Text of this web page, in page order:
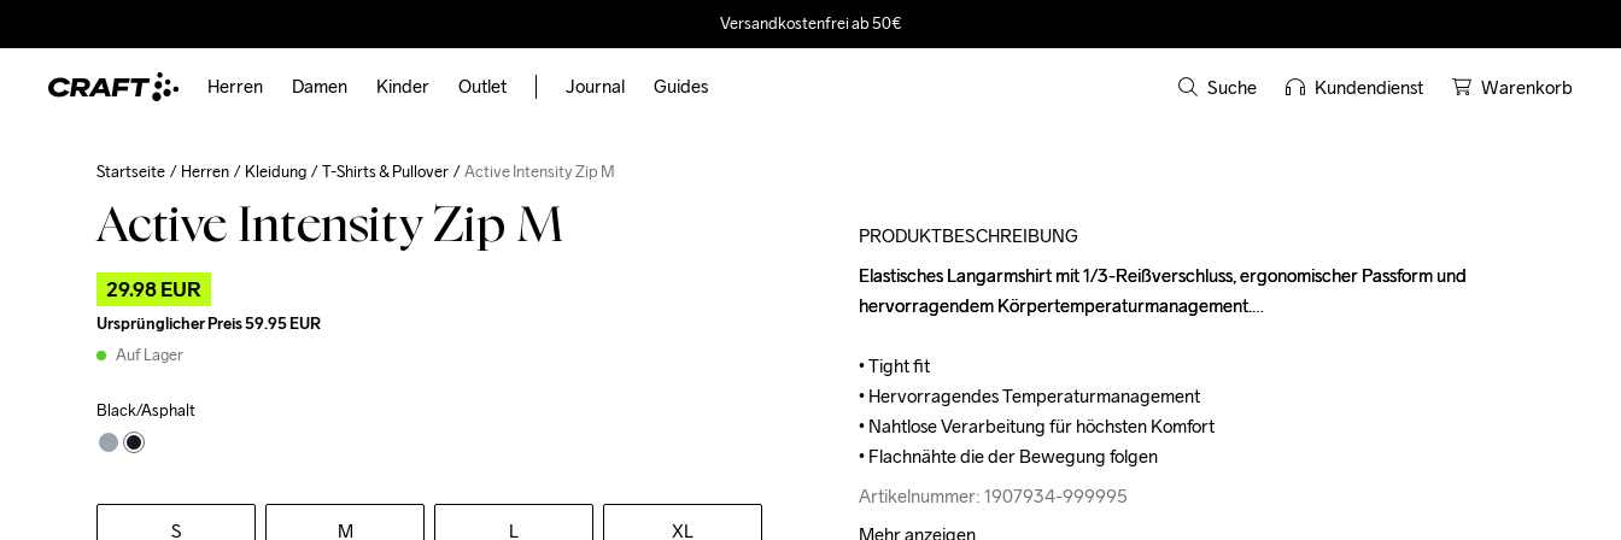
Versandkostenfrei ab 50€
Herren Damen Kinder Outlet Journal Guides Suche Kundendienst Warenkorb
Startseite Herren Kleidung T-Shirts & Pullover Active Intensity Zip M
Active Intensity Zip M
29.98 EUR
Ursprünglicher Preis59.95 EUR
Auf Lager
Black/Asphalt
S M L XL
PRODUKTBESCHREIBUNG
Elastisches Langarmshirt mit 1/3-Reißverschluss, ergonomischer Passform und
hervorragendem Körpertemperaturmanagement.
• Tight fit
• Hervorragendes Temperaturmanagement
• Nahtlose Verarbeitung für höchsten Komfort
• Flachnähte die der Bewegung folgen
Artikelnummer: 1907934-999995
Elastisches Langarmshirt mit 1/3-Reißverschluss, ergonomischer Passform und
hervorragendem Körpertemperaturmanagement.
• Tight fit
• Hervorragendes Temperaturmanagement
• Nahtlose Verarbeitung für höchsten Komfort
• Flachnähte die der Bewegung folgen
Artikelnummer: 1907934-999995
Mehr anzeigen